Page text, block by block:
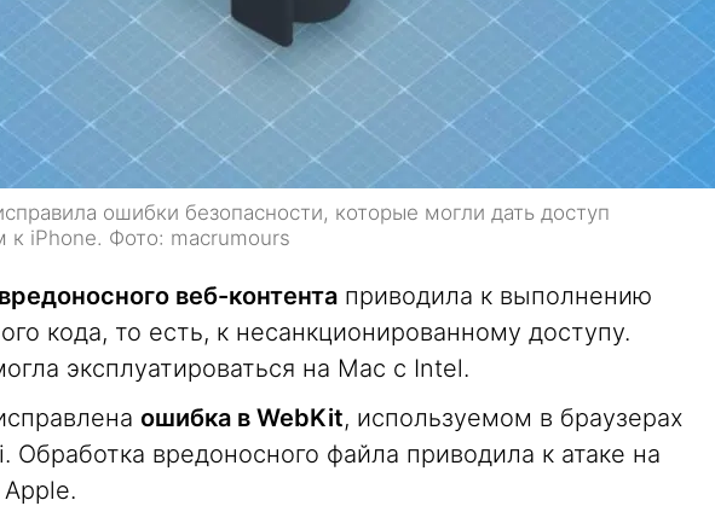
ошибки безопасности, которые могли дать доступ
iPhone. Фото: macrumours
веб-контента приводила к выполнению
кода, то есть, к несанкционированному доступу.
эксплуатироваться на Mac с Intel.
ошибка в WebKit, используемом в браузерах
Обработка вредоносного файла приводила к атаке на